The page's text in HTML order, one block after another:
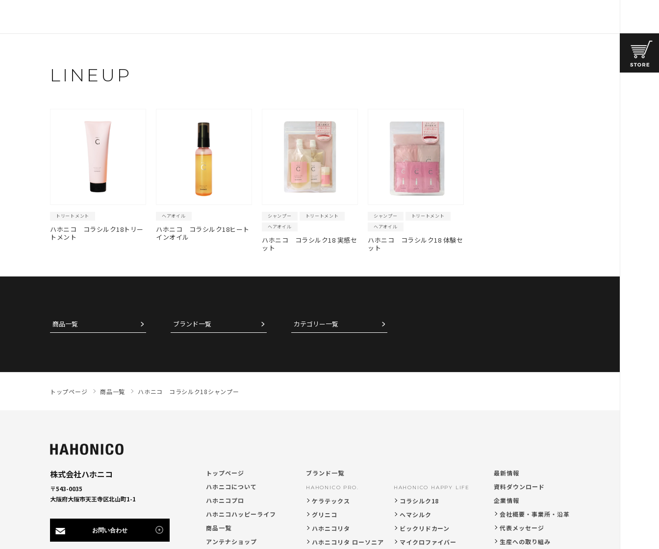
LINEUP
トリートメント
ハホニコ コラシルク18トリー
トメント
ヘアオイル
ハホニコ コラシルク18ヒート
インオイル
シャンプー
トリートメント
ヘアオイル
ハホニコ コラシルク18 実感セ
ット
シャンプー
トリートメント
ヘアオイル
ハホニコ コラシルク18 体験セ
ット
商品一覧 ブランド一覧 カテゴリー一覧
トップページ 商品一覧 ハホニコ コラシルク18シャンプー
株式会社ハホニコ
〒543-0035
大阪府大阪市天王寺区北山町1-1
お問い合わせ
トップページ
ハホニコについて
ハホニコプロ
ハホニコハッピーライフ
商品一覧
アンテナショップ
ブランド一覧
HAHONICO PRO.
ケラテックス
グリニコ
ハホニコリタ
ハホニコリタ ローソニア
HAHONICO HAPPY LIFE
コラシルク18
ヘマシルク
ビックリドカーン
マイクロファイバー
最新情報
資料ダウンロード
企業情報
会社概要・事業所・沿革
代表メッセージ
生産への取り組み